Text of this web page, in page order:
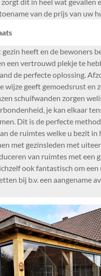
van de prijs van uw
heeft en de bewoners
een vertrouwd plekje te
de perfecte oplossing.
wijze geeft gemoedsrust en
schuifwanden zorgen
je kan elkaar
Dit is de perfecte
de ruimtes welke u bezit in
met gezinsleden met
van ruimtes met een
ook fantastisch om een
bij b.v. een aangename